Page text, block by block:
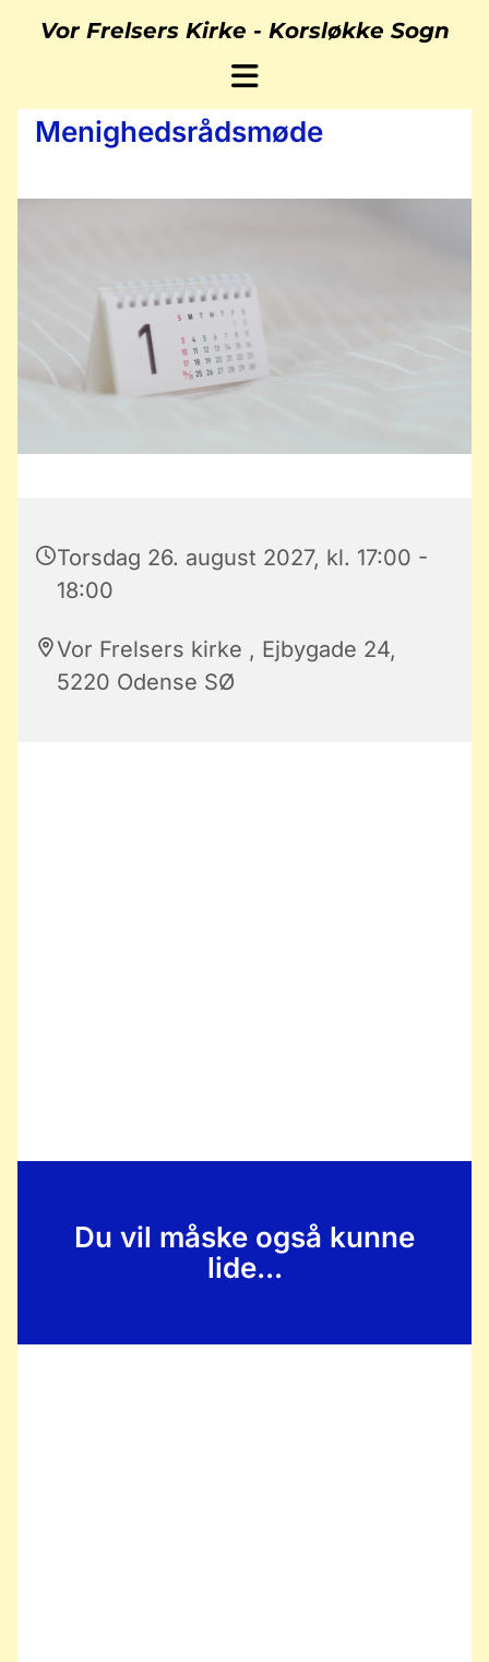
Vor Frelsers Kirke - Korsløkke Sogn
Menighedsrådsmøde
Torsdag 26. august 2027, kl. 17:00 -
18:00
Vor Frelsers kirke , Ejbygade 24,
5220 Odense SØ
Du vil måske også kunne
lide...